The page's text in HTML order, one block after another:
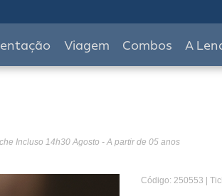
Viagem Combos A
Incluso 14h30 Agosto - A partir de 05 anos
Código: 250553 |